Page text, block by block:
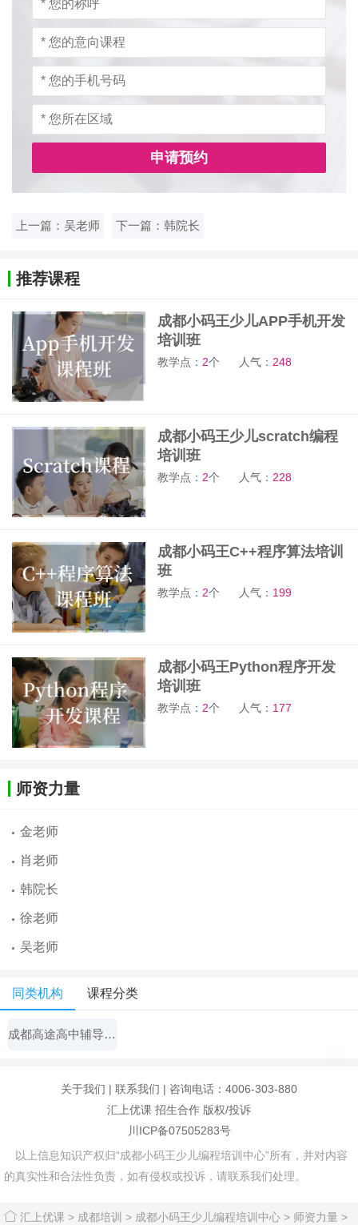
申请预约
上一篇：吴老师 下一篇：韩院长
推荐课程
成都小码王少儿APP手机开发
培训班
教学点：2个 人气：248
成都小码王少儿scratch编程
培训班
教学点：2个 人气：228
成都小码王C++程序算法培训
班
教学点： 2个 人气： 199
成都小码王Python程序开发
培训班
教学点： 2个 人气： 177
师资力量
金老师
肖老师
韩院长
徐老师
吴老师
同类机构 课程分类
成都高途高中辅导机构
关于我们 | 联系我们 | 咨询电话：4006-303-880
汇上优课 招生合作 版权/投诉
川ICP备07505283号
以上信息知识产权归“成都小码王少儿编程培训中心”所有，并对内容
的真实性和合法性负责，如有侵权或投诉，请联系我们处理。
汇上优课 > 成都培训 > 成都小码王少儿编程培训中心 > 师资力量 >